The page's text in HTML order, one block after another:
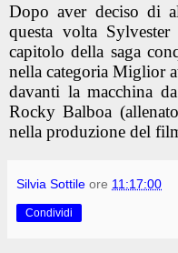
Dopo aver deciso di
questa volta
capitolo della saga
nella categoria Miglior
davanti la macchina
Rocky Balboa
nella produzione del
Silvia Sottile ore 11:17:00
Condividi